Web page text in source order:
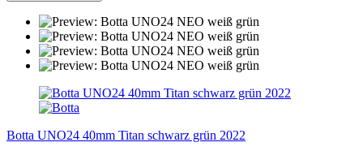
Botta UNO24 40mm Titan schwarz grün 2022